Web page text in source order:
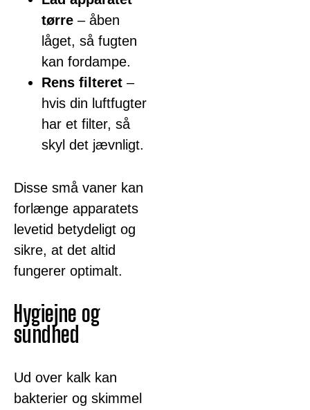
tørre – åben
låget, så fugten
kan fordampe.
Rens filteret –
hvis din luftfugter
har et filter, så
skyl det jævnligt.
Disse små vaner kan
forlænge apparatets
levetid betydeligt og
sikre, at det altid
fungerer optimalt.
Hygiejne og
sundhed
Ud over kalk kan
bakterier og skimmel